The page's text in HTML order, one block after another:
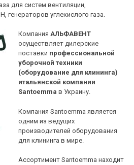
для систем вентиляции,
генераторов углекислого газа.
Компания АЛЬФАВЕНТ
осуществляет дилерские
поставки профессиональной
уборочной техники
(оборудование для клининга)
итальянской компании
Santoemma в Украину.
Компания Santoemma является
одним из ведущих
производителей оборудования
для клининга в мире.
Ассортимент Santoemma находит